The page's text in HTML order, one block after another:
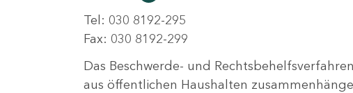
Tel: 030 8192-295
Fax: 030 8192-299
Das Beschwerde- und
aus öffentlichen Haushalten